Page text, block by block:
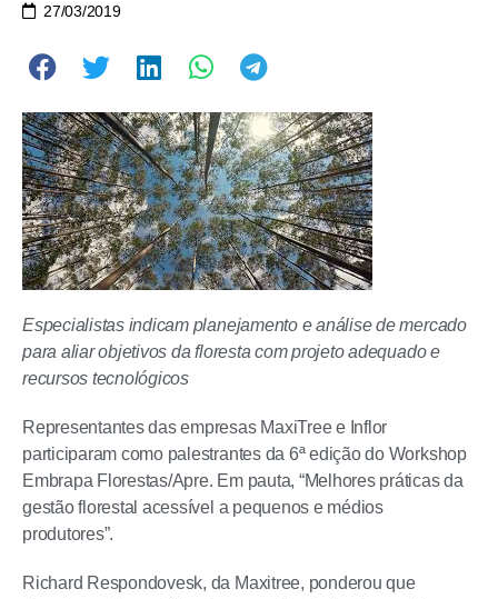
27/03/2019
Especialistas indicam planejamento e análise de mercado
para aliar objetivos da floresta com projeto adequado e
recursos tecnológicos
Representantes das empresas MaxiTree e Inflor
participaram como palestrantes da 6ª edição do Workshop
Embrapa Florestas/Apre. Em pauta, “Melhores práticas da
gestão florestal acessível a pequenos e médios
produtores”.
Richard Respondovesk, da Maxitree, ponderou que